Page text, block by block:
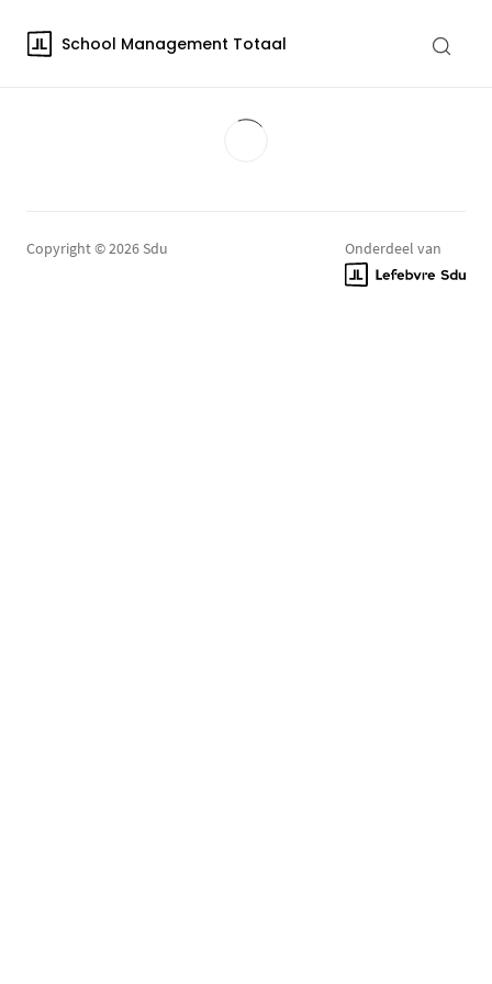
School Management Totaal
Copyright © 2026 Sdu Onderdeel van